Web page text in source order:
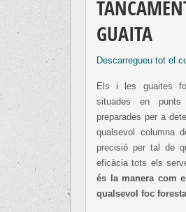
GUAITA
Descarregueu tot el
Els i les guaites
situades en punts
preparades per a
qualsevol columna
precisió per tal de
eficàcia tots els
és la manera com
qualsevol foc